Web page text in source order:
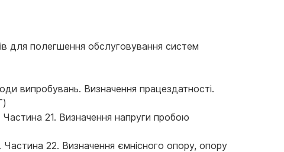
для полегшення обслуговування систем
випробувань. Визначення працездатності.
21. Визначення напруги пробою
22. Визначення ємнісного опору, опору